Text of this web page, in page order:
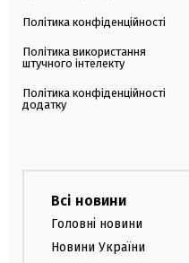
Політика конфіденційності
Політика використання
штучного інтелекту
Політика конфіденційності
додатку
Всі новини
Головні новини
Новини України